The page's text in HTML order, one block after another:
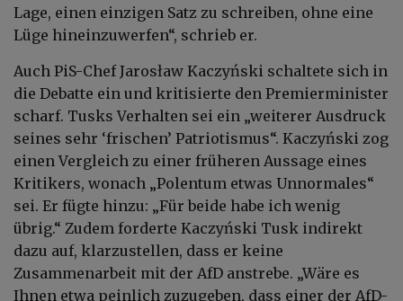
Lage, einen einzigen Satz zu schreiben, ohne eine
Lüge hineinzuwerfen“, schrieb er.
Auch PiS-Chef Jarosław Kaczyński schaltete sich in
die Debatte ein und kritisierte den Premierminister
scharf. Tusks Verhalten sei ein „weiterer Ausdruck
seines sehr ‘frischen’ Patriotismus“. Kaczyński zog
einen Vergleich zu einer früheren Aussage eines
Kritikers, wonach „Polentum etwas Unnormales“
sei. Er fügte hinzu: „Für beide habe ich wenig
übrig.“ Zudem forderte Kaczyński Tusk indirekt
dazu auf, klarzustellen, dass er keine
Zusammenarbeit mit der AfD anstrebe. „Wäre es
Ihnen etwa peinlich zuzugeben, dass einer der AfD-